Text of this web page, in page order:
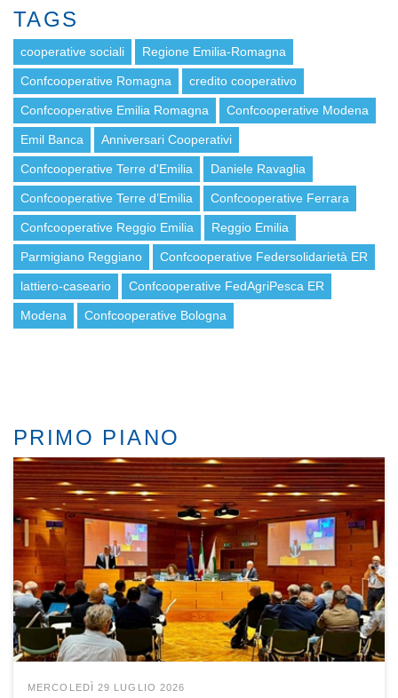
TAGS
cooperative sociali Regione Emilia-Romagna
Confcooperative Romagna credito cooperativo
Confcooperative Emilia Romagna Confcooperative Modena
Emil Banca Anniversari Cooperativi
Confcooperative Terre d'Emilia Daniele Ravaglia
Confcooperative Terre d’Emilia Confcooperative Ferrara
Confcooperative Reggio Emilia Reggio Emilia
Parmigiano Reggiano Confcooperative Federsolidarietà ER
lattiero-caseario Confcooperative FedAgriPesca ER
Modena Confcooperative Bologna
PRIMO PIANO
MERCOLEDÌ 29 LUGLIO 2026